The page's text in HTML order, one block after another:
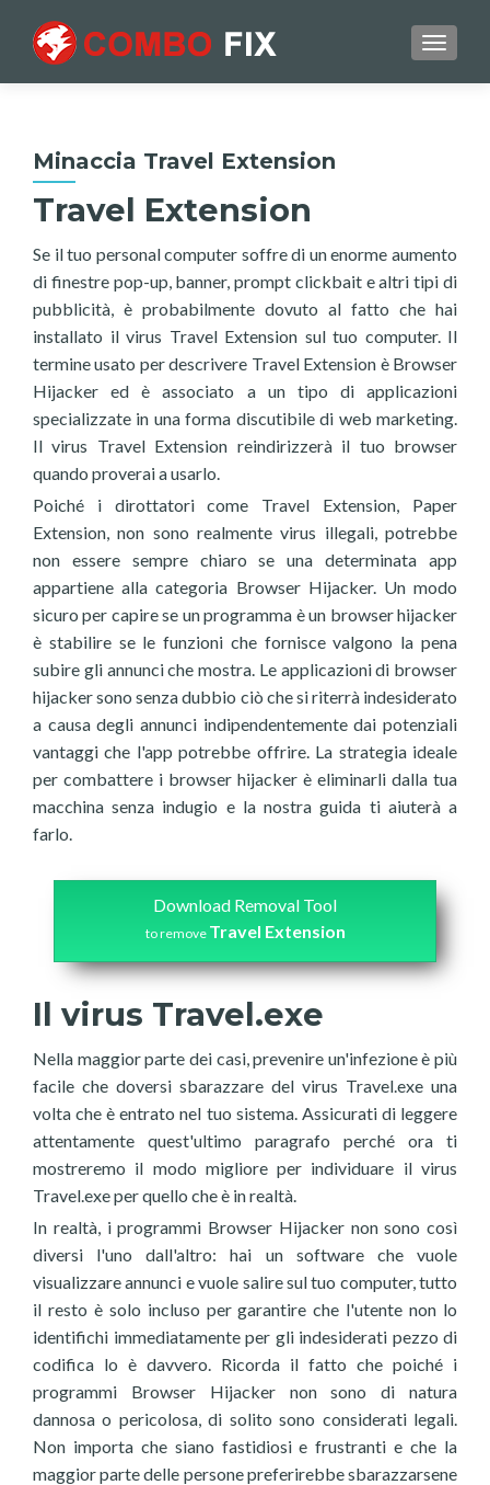
Minaccia Travel Extension
Travel Extension
Se il tuo personal computer soffre di un enorme aumento
di finestre pop-up, banner, prompt clickbait e altri tipi di
pubblicità, è probabilmente dovuto al fatto che hai
installato il virus Travel Extension sul tuo computer. Il
termine usato per descrivere Travel Extension è Browser
Hijacker ed è associato a un tipo di applicazioni
specializzate in una forma discutibile di web marketing.
Il virus Travel Extension reindirizzerà il tuo browser
quando proverai a usarlo.
Poiché i dirottatori come Travel Extension, Paper
Extension, non sono realmente virus illegali, potrebbe
non essere sempre chiaro se una determinata app
appartiene alla categoria Browser Hijacker. Un modo
sicuro per capire se un programma è un browser hijacker
è stabilire se le funzioni che fornisce valgono la pena
subire gli annunci che mostra. Le applicazioni di browser
hijacker sono senza dubbio ciò che si riterrà indesiderato
a causa degli annunci indipendentemente dai potenziali
vantaggi che l'app potrebbe offrire. La strategia ideale
per combattere i browser hijacker è eliminarli dalla tua
macchina senza indugio e la nostra guida ti aiuterà a
farlo.
Download Removal Tool
to remove Travel Extension
Il virus Travel.exe
Nella maggior parte dei casi, prevenire un'infezione è più
facile che doversi sbarazzare del virus Travel.exe una
volta che è entrato nel tuo sistema. Assicurati di leggere
attentamente quest'ultimo paragrafo perché ora ti
mostreremo il modo migliore per individuare il virus
Travel.exe per quello che è in realtà.
In realtà, i programmi Browser Hijacker non sono così
diversi l'uno dall'altro: hai un software che vuole
visualizzare annunci e vuole salire sul tuo computer, tutto
il resto è solo incluso per garantire che l'utente non lo
identifichi immediatamente per gli indesiderati pezzo di
codifica lo è davvero. Ricorda il fatto che poiché i
programmi Browser Hijacker non sono di natura
dannosa o pericolosa, di solito sono considerati legali.
Non importa che siano fastidiosi e frustranti e che la
maggior parte delle persone preferirebbe sbarazzarsene